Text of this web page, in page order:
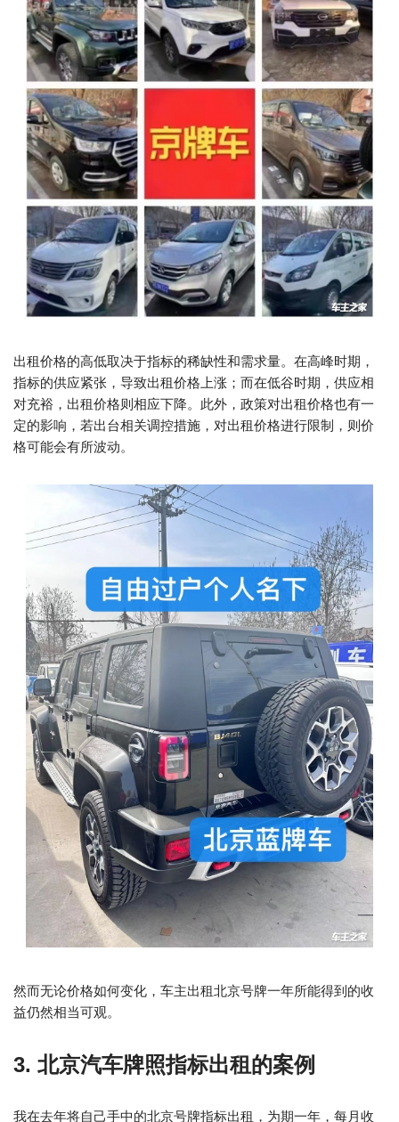
出租价格的高低取决于指标的稀缺性和需求量。在高峰时期，
指标的供应紧张，导致出租价格上涨；而在低谷时期，供应相
对充裕，出租价格则相应下降。此外，政策对出租价格也有一
定的影响，若出台相关调控措施，对出租价格进行限制，则价
格可能会有所波动。
然而无论价格如何变化，车主出租北京号牌一年所能得到的收
益仍然相当可观。
3. 北京汽车牌照指标出租的案例
我在去年将自己手中的北京号牌指标出租，为期一年，每月收